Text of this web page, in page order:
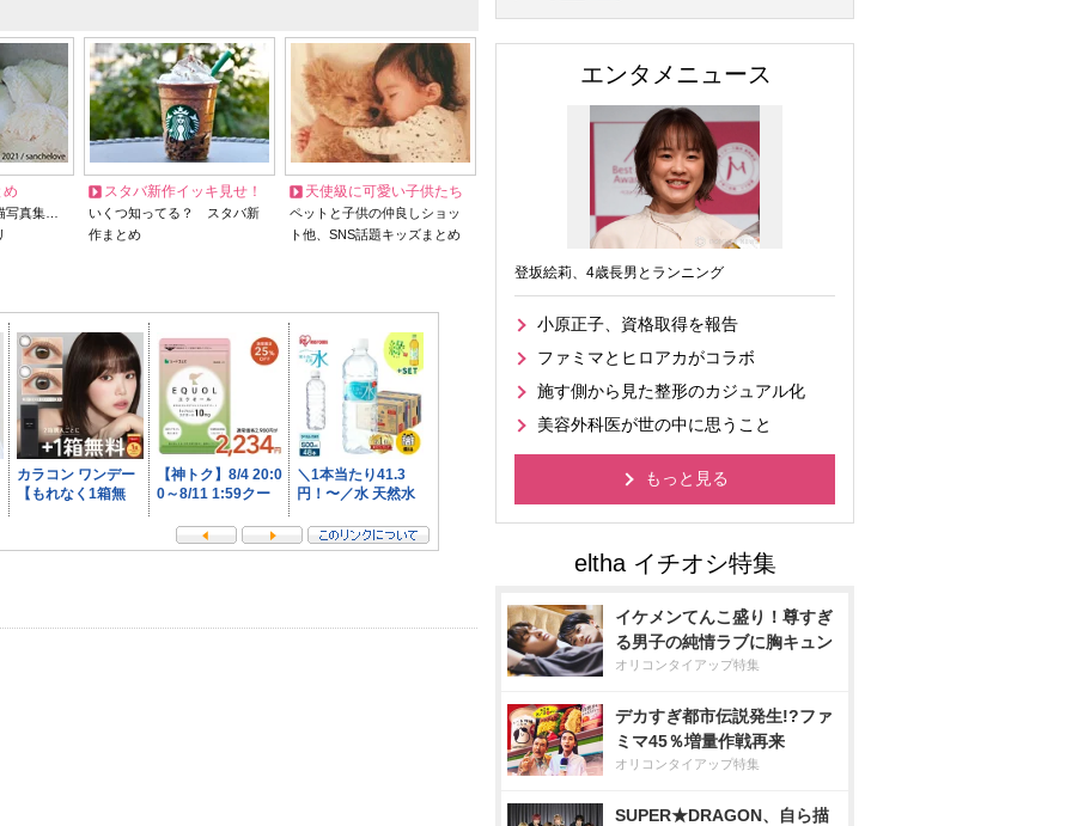
め
写真集…
スタバ新作イッキ見せ！
いくつ知ってる？ スタバ新
作まとめ
天使級に可愛い子供たち
ペットと子供の仲良しショッ
ト他、SNS話題キッズまとめ
エンタメニュース
登坂絵莉、4歳長男とランニング
小原正子、資格取得を報告
ファミマとヒロアカがコラボ
施す側から見た整形のカジュアル化
美容外科医が世の中に思うこと
もっと見る
イケメンてんこ盛り！尊すぎ
る男子の純情ラブに胸キュン
オリコンタイアップ特集
デカすぎ都市伝説発生!?ファ
ミマ45％増量作戦再来
オリコンタイアップ特集
SUPER★DRAGON、自ら描